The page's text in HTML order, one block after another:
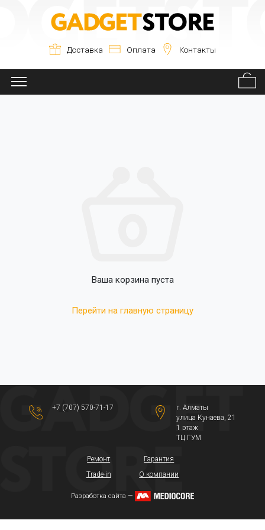
Доставка Оплата Контакты
Ваша корзина пуста
Перейти на главную страницу
+7 (707) 570-71-17
г. Алматы
​улица Кунаева, 21​
1 этаж
ТЦ ГУМ
Ремонт
Trade-in
Гарантия
О компании
Разработка сайта —